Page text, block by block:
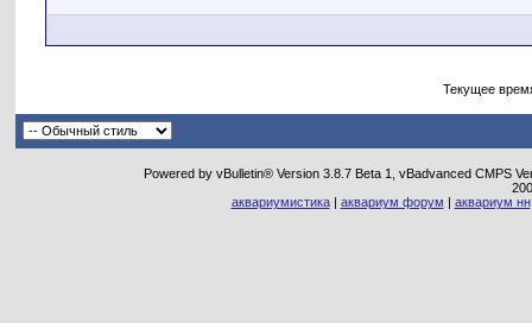
Текущее
Powered by vBulletin® Version 3.8.7 Beta 1, vBadvanced CMPS
аквариумистика| аквариум форум | аквариум нн